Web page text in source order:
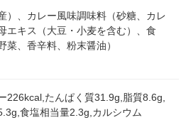
）、カレー風味調味料（砂糖、カレ
エキス（大豆・小麦を含む）、食
菜、香辛料、粉末醤油）
226kcal,たんぱく質31.9g,脂質8.6g,
食塩相当量2.3g,カルシウム